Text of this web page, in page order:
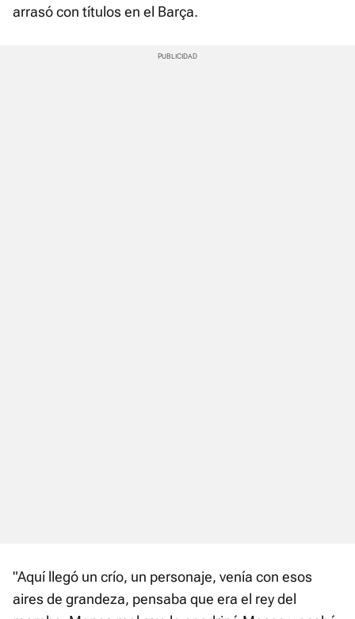
arrasó con títulos en el Barça.
"Aquí llegó un crío, un personaje, venía con esos
aires de grandeza, pensaba que era el rey del